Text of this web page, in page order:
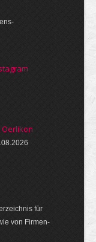
Oerlikon
für
von Firmen­